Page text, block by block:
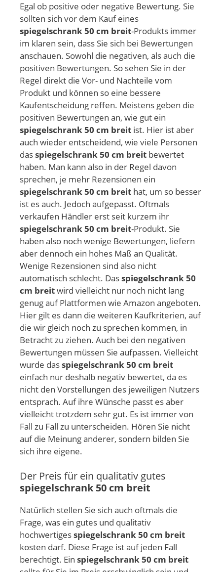
Egal ob positive oder negative Bewertung. Sie
sollten sich vor dem Kauf eines
spiegelschrank 50 cm breit-Produkts immer
im klaren sein, dass Sie sich bei Bewertungen
anschauen. Sowohl die negativen, als auch die
positiven Bewertungen. So sehen Sie in der
Regel direkt die Vor- und Nachteile vom
Produkt und können so eine bessere
Kaufentscheidung reffen. Meistens geben die
positiven Bewertungen an, wie gut ein
spiegelschrank 50 cm breit ist. Hier ist aber
auch wieder entscheidend, wie viele Personen
dasspiegelschrank 50 cm breit bewertet
haben. Man kann also in der Regel davon
sprechen, je mehr Rezensionen ein
spiegelschrank 50 cm breit hat, um so besser
ist es auch. Jedoch aufgepasst. Oftmals
verkaufen Händler erst seit kurzem ihr
spiegelschrank 50 cm breit-Produkt. Sie
haben also noch wenige Bewertungen, liefern
aber dennoch ein hohes Maß an Qualität.
Wenige Rezensionen sind also nicht
automatisch schlecht. Dasspiegelschrank 50
cm breitwird vielleicht nur noch nicht lang
genug auf Plattformen wie Amazon angeboten.
Hier gilt es dann die weiteren Kaufkriterien, auf
die wir gleich noch zu sprechen kommen, in
Betracht zu ziehen. Auch bei den negativen
Bewertungen müssen Sie aufpassen. Vielleicht
wurde dasspiegelschrank 50 cm breit
einfach nur deshalb negativ bewertet, da es
nicht den Vorstellungen des jeweiligen Nutzers
entsprach. Auf ihre Wünsche passt es aber
vielleicht trotzdem sehr gut. Es ist immer von
Fall zu Fall zu unterscheiden. Hören Sie nicht
auf die Meinung anderer, sondern bilden Sie
sich ihre eigene.
Der Preis für ein qualitativ gutes
spiegelschrank 50 cm breit
Natürlich stellen Sie sich auch oftmals die
Frage, was ein gutes und qualitativ
hochwertigesspiegelschrank 50 cm breit
kosten darf. Diese Frage ist auf jeden Fall
berechtigt. Ein spiegelschrank 50 cm breit